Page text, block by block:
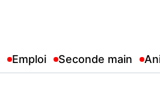
Emploi Seconde main